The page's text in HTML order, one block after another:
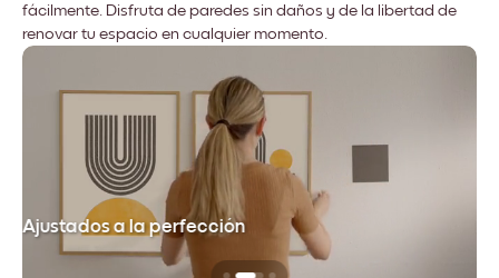
fácilmente. Disfruta de paredes sin daños y de la libertad de
renovar tu espacio en cualquier momento.
Ajustados a la perfección